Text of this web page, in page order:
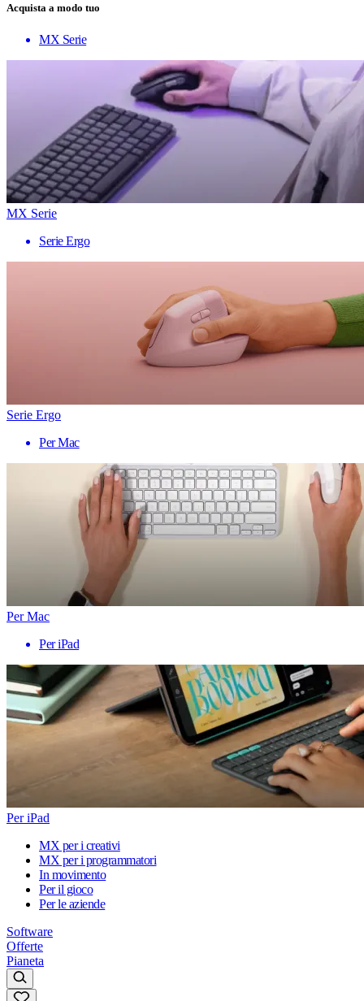
Acquista a modo tuo
MX Serie
MX Serie
Serie Ergo
Serie Ergo
Per Mac
Per Mac
Per iPad
Per iPad
MX per i creativi
MX per i programmatori
In movimento
Per il gioco
Per le aziende
Software
Offerte
Pianeta